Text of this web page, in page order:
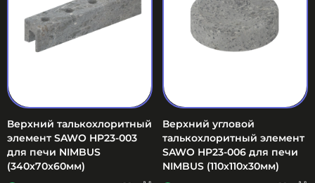
Верхний талькохлоритный
элемент SAWO HP23-003
для печи NIMBUS
(340х70х60мм)
Верхний угловой
талькохлоритный элемент
SAWO HP23-006 для печи
NIMBUS (110х110х30мм)